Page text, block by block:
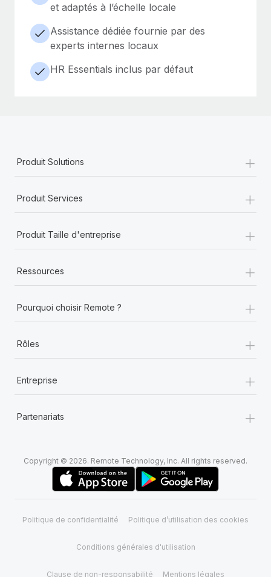
et adaptés à l’échelle locale
Assistance dédiée fournie par des
experts internes locaux
HR Essentials inclus par défaut
Produit Solutions +
Produit Services +
Produit Taille d'entreprise +
Ressources +
Pourquoi choisir Remote ? +
Rôles +
Entreprise +
Partenariats +
Copyright © 2026. Remote Technology, Inc. All rights reserved.
Politique de confidentialité Politique d’utilisation des cookies
Conditions générales d'utilisation
Clause de non-responsabilité Mentions légales